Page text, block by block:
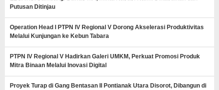
Putusan Ditinjau
Operation Head I PTPN IV Regional V Dorong Akselerasi Produktivitas
Melalui Kunjungan ke Kebun Tabara
PTPN IV Regional V Hadirkan Galeri UMKM, Perkuat Promosi Produk
Mitra Binaan Melalui Inovasi Digital
Proyek Turap di Gang Bentasan II Pontianak Utara Disorot, Dibangun di